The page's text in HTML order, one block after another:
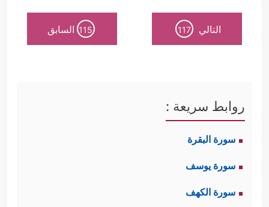
التالي 117
115 السابق
روابط سريعة :
سورة البقرة
سورة يوسف
سورة الكهف